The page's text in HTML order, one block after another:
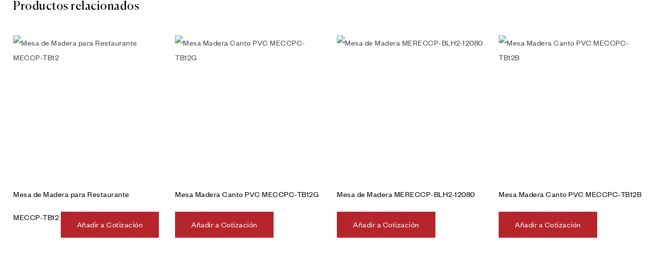
Productos relacionados
Mesa de Madera para Restaurante
MECCP-TB12
Añadir a Cotización
Mesa Madera Canto PVC MECCPC-TB12G
Añadir a Cotización
Mesa de Madera MERECCP-BLH2-12080
Añadir a Cotización
Mesa Madera Canto PVC MECCPC-TB12B
Añadir a Cotización